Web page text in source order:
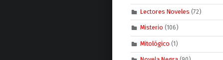
Lectores Noveles (72)
Misterio (106)
Mitológico (1)